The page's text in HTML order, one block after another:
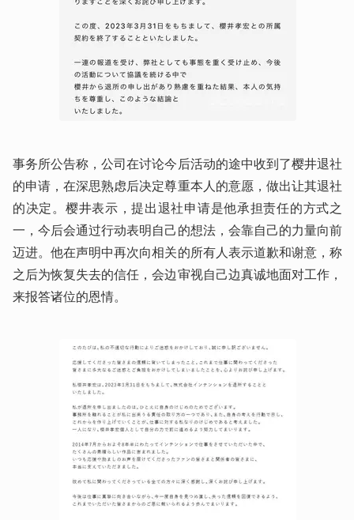
事务所公告称，公司在讨论今后活动的途中收到了樱井退社
的申请，在深思熟虑后决定尊重本人的意愿，做出让其退社
的决定。樱井表示，提出退社申请是他承担责任的方式之
一，今后会通过行动表明自己的想法，会靠自己的力量向前
迈进。他在声明中再次向相关的所有人表示道歉和谢意，称
之后为恢复失去的信任，会边审视自己边真诚地面对工作，
来报答诸位的恩情。